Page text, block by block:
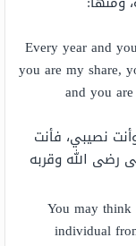
Every year and
you are my share,
and you
نصيبي، فأنت
رضى الله وقربه
You may
individual